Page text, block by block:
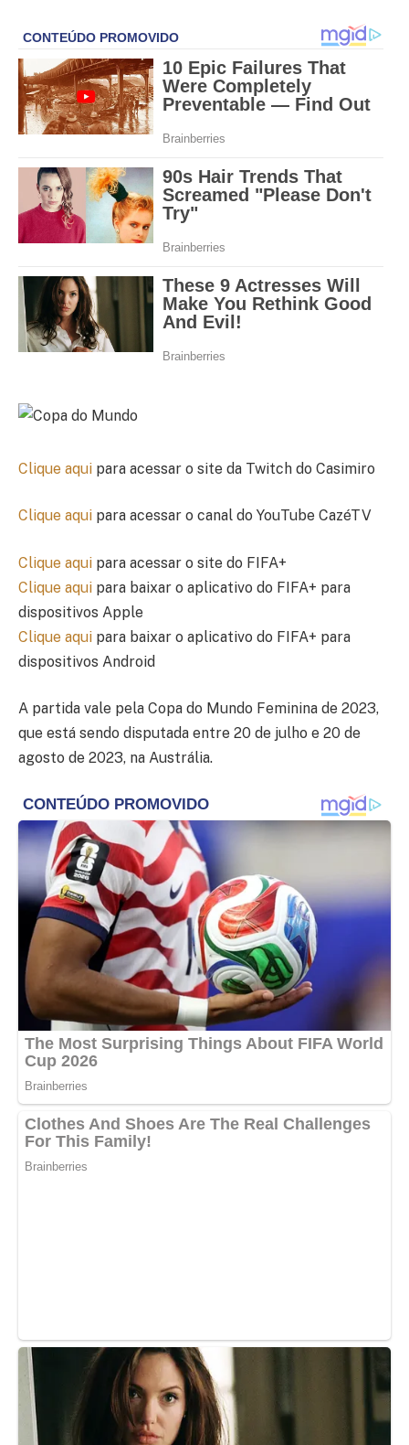
Clique aqui para acessar o site da Twitch do Casimiro
Clique aqui para acessar o canal do YouTube CazéTV
Clique aqui para acessar o site do FIFA+
Clique aqui para baixar o aplicativo do FIFA+ para
dispositivos Apple
Clique aqui para baixar o aplicativo do FIFA+ para
dispositivos Android
A partida vale pela Copa do Mundo Feminina de 2023,
que está sendo disputada entre 20 de julho e 20 de
agosto de 2023, na Austrália.